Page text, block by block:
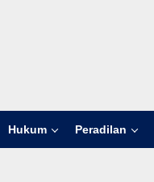
Hukum Peradilan